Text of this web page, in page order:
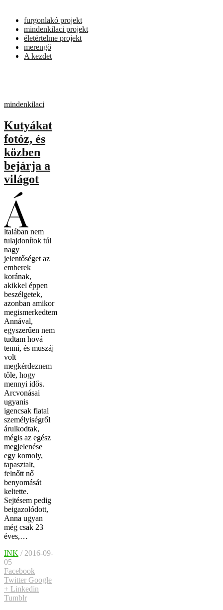
furgonlakó projekt
mindenkilaci projekt
életértelme projekt
merengő
A kezdet
mindenkilaci
Kutyákat
fotóz, és
közben
bejárja a
világot
Á
ltalában nem
tulajdonítok túl
nagy
jelentőséget az
emberek
korának,
akikkel éppen
beszélgetek,
azonban amikor
megismerkedtem
Annával,
egyszerűen nem
tudtam hová
tenni, és muszáj
volt
megkérdeznem
tőle, hogy
mennyi idős.
Arcvonásai
ugyanis
igencsak fiatal
személyiségről
árulkodtak,
mégis az egész
megjelenése
egy komoly,
tapasztalt,
felnőtt nő
benyomását
keltette.
Sejtésem pedig
beigazolódott,
Anna ugyan
még csak 23
éves,…
INK / 2016-09-
05
Facebook
Twitter Google
+ Linkedin
Tumblr